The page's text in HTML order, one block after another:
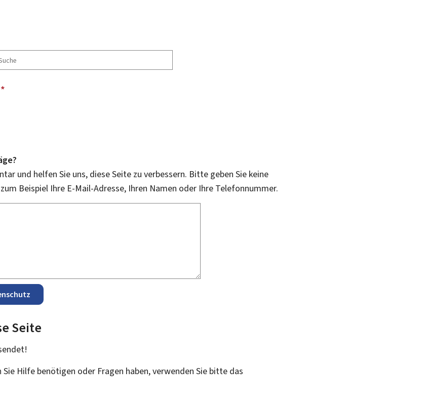
*
und helfen Sie uns, diese Seite zu verbessern. Bitte geben Sie keine
Beispiel Ihre E-Mail-Adresse, Ihren Namen oder Ihre Telefonnummer.
Seite
Hilfe benötigen oder Fragen haben, verwenden Sie bitte das